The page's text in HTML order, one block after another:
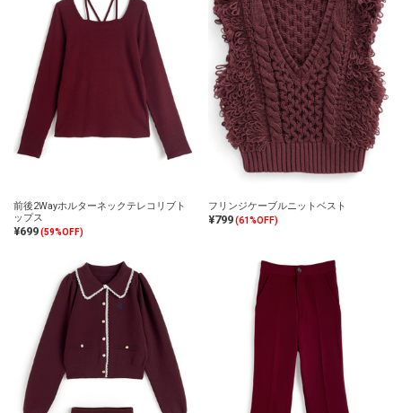
前後2Wayホルターネックテレコリブト
ップス
¥699(59%OFF)
フリンジケーブルニットベスト
¥799(61%OFF)